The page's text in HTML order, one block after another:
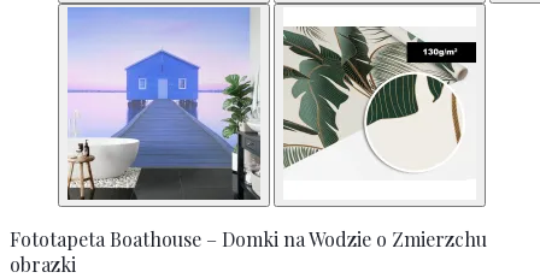
Fototapeta Boathouse – Domki na Wodzie o Zmierzchu
obrazki